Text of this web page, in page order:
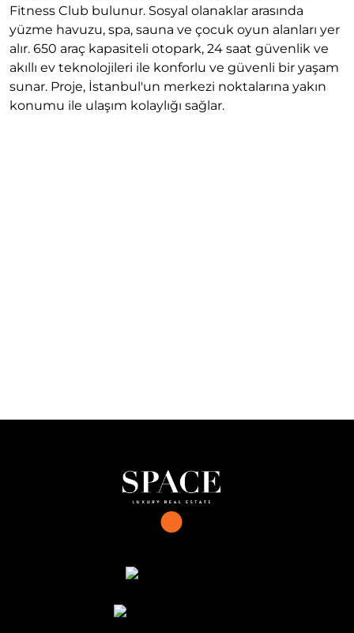
Fitness Club bulunur. Sosyal olanaklar arasında
yüzme havuzu, spa, sauna ve çocuk oyun alanları yer
alır. 650 araç kapasiteli otopark, 24 saat güvenlik ve
akıllı ev teknolojileri ile konforlu ve güvenli bir yaşam
sunar. Proje, İstanbul'un merkezi noktalarına yakın
konumu ile ulaşım kolaylığı sağlar.